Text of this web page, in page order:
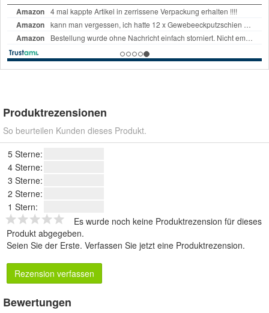
Produktrezensionen
So beurteilen Kunden dieses Produkt.
5 Sterne:
4 Sterne:
3 Sterne:
2 Sterne:
1 Stern:
Es wurde noch keine Produktrezension für dieses
Produkt abgegeben.
Seien Sie der Erste. Verfassen Sie jetzt eine Produktrezension.
Rezension verfassen
Bewertungen